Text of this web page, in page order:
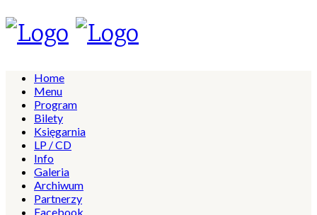
Home
Menu
Program
Bilety
Księgarnia
LP / CD
Info
Galeria
Archiwum
Partnerzy
Facebook